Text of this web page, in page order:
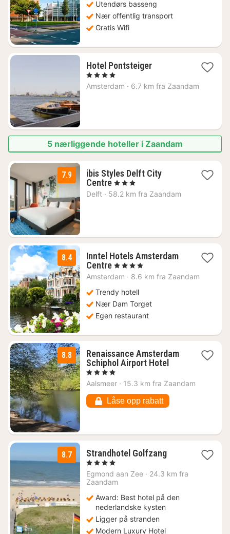
Utendørs basseng
Nær offentlig transport
Gratis Wifi
Hotel Pontsteiger1
fra
, 4 Stjerner
Amsterdam · 6.7 km fra Zaandam
5 nærliggende hoteller i Zaandam
7.9
ibis Styles Delft City
Centre1
natt
, 3 Stjerner
Delft · 58.2 km fra Zaandam
8.4
Inntel Hotels Amsterdam
Centre1
natt
2079
kr.
, 4 Stjerner
Amsterdam · 8.6 km fra Zaandam
Trendy hotell
Nær Dam Torget
Egen restaurant
8.8
Renaissance Amsterdam
Schiphol Airport Hotel1
fra
kr.
, 4 Stjerner
Aalsmeer · 15.3 km fra Zaandam
Låse opp rabatt
8.7 Strandhotel Golfzang1
fra
, 4 Stjerner
Egmond aan Zee · 24.3 km fra
Zaandam
Award: Best hotel på den
nederlandske kysten
Ligger på stranden
Modern Luxury Hotel